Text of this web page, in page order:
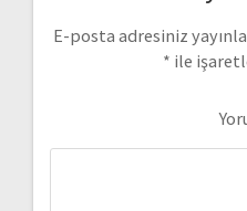
E-posta adresiniz
* ile